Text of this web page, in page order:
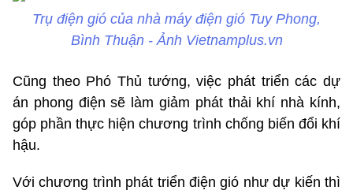
Trụ điện gió của nhà máy điện gió Tuy Phong,
Bình Thuận - Ảnh Vietnamplus.vn
Cũng theo Phó Thủ tướng, việc phát triển các dự
án phong điện sẽ làm giảm phát thải khí nhà kính,
góp phần thực hiện chương trình chống biến đổi khí
hậu.
Với chương trình phát triển điện gió như dự kiến thì